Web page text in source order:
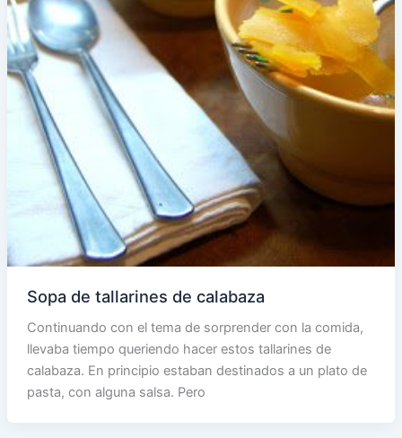
Sopa de tallarines de calabaza
Continuando con el tema de sorprender con la comida,
llevaba tiempo queriendo hacer estos tallarines de
calabaza. En principio estaban destinados a un plato de
pasta, con alguna salsa. Pero